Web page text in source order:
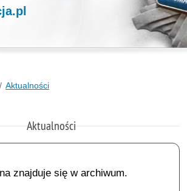
Aktualności
Aktualności
znajduje się w archiwum.